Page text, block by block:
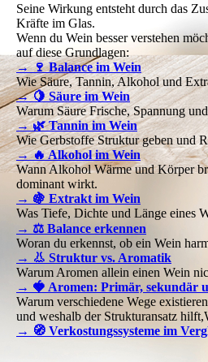
Seine Wirkung entsteht durch das
Kräfte im Glas.
Wenn du Wein besser verstehen
auf diese Grundlagen:
→ 🍷 Balance im Wein
Wie Säure, Tannin, Alkohol und
→ 🍋 Säure im Wein
Warum Säure Frische, Spannung
→ 🌿 Tannin im Wein
Wie Gerbstoffe Struktur geben und
→ 🔥 Alkohol im Wein
Wann Alkohol Wärme und Körper
dominant wirkt.
→ 🍇 Extrakt im Wein
Was Tiefe, Dichte und Länge eines
→ ⚖️ Balance erkennen
Woran du erkennst, ob ein Wein
→ 👃 Struktur vs. Aromatik
Warum Aromen allein einen Wein
→ 🍓 Aromen: Primär, sekundär
Warum verschiedene Wege
und weshalb der Strukturansatz
→ 🧭 Verkostungssysteme im